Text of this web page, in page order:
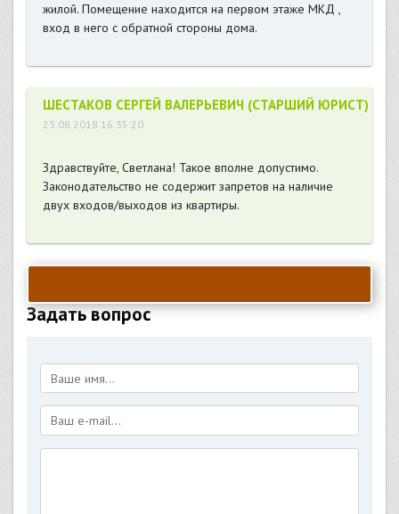
жилой. Помещение находится на первом этаже МКД ,
вход в него с обратной стороны дома.
ШЕСТАКОВ СЕРГЕЙ ВАЛЕРЬЕВИЧ (СТАРШИЙ ЮРИСТ)
23.08.2018 16:35:20
Здравствуйте, Светлана! Такое вполне допустимо.
Законодательство не содержит запретов на наличие
двух входов/выходов из квартиры.
Задать вопрос